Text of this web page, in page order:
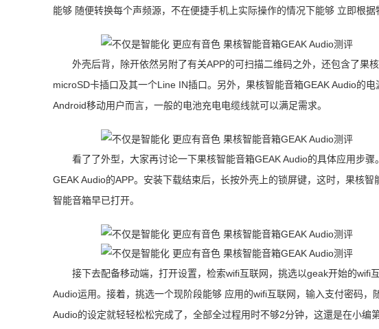
能够 随便转换每个声频源，不在便捷手机上实际操作的情况下能够 立即根据
外壳后背，除开依然另附了有关APP的可扫描二维码之外，还包含了果
microSD卡插口及其一个Line IN插口。另外，果核智能音箱GEAK Audio的
Android移动用户而言，一般的电池充电电缆线就可以满足需求。
看了了外型，大家再讨论一下果核智能音箱GEAK Audio的具体应用步
GEAK Audio的APP。安装下载结束后，长按外壳上的锁屏键，这时，果核
智能音箱早已打开。
接下去配备移动端，打开设置，检索wifi互联网，挑选以geak开始的wifi
Audio运用。接着，挑选一个现阶段能够 应用的wifi互联网，输入支付密码
Audio的设定就轻轻松松完成了，全部全过程用时不够2分钟，这還是在小编